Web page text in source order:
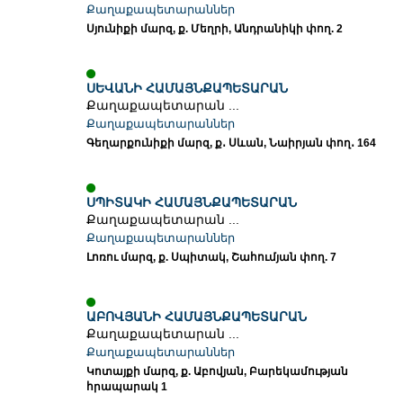
Քաղաքապետարաններ
Սյունիքի մարզ, ք. Մեղրի, Անդրանիկի փող. 2
ՍԵՎԱՆԻ ՀԱՄԱՅՆՔԱՊԵՏԱՐԱՆ
Քաղաքապետարան ...
Քաղաքապետարաններ
Գեղարքունիքի մարզ, ք․ Սևան, Նաիրյան փող․ 164
ՍՊԻՏԱԿԻ ՀԱՄԱՅՆՔԱՊԵՏԱՐԱՆ
Քաղաքապետարան ...
Քաղաքապետարաններ
Լոռու մարզ, ք. Սպիտակ, Շահումյան փող. 7
ԱԲՈՎՅԱՆԻ ՀԱՄԱՅՆՔԱՊԵՏԱՐԱՆ
Քաղաքապետարան ...
Քաղաքապետարաններ
Կոտայքի մարզ, ք. Աբովյան, Բարեկամության
հրապարակ 1